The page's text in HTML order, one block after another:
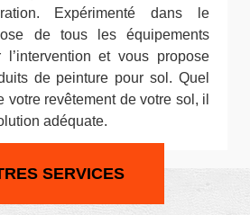
Expérimenté dans le
de tous les équipements
l’intervention et vous propose
de peinture pour sol. Quel
votre revêtement de votre sol, il
adéquate.
SERVICES